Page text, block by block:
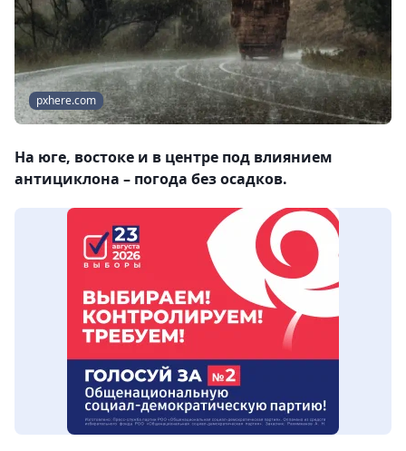
pxhere.com
На юге, востоке и в центре под влиянием
антициклона – погода без осадков.